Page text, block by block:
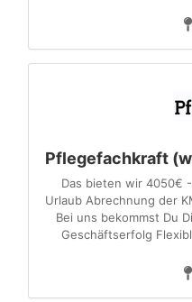
Pflegefachkraft
Das bieten wir 4050€
Urlaub Abrechnung der
Bei uns bekommst Du
Geschäftserfolg